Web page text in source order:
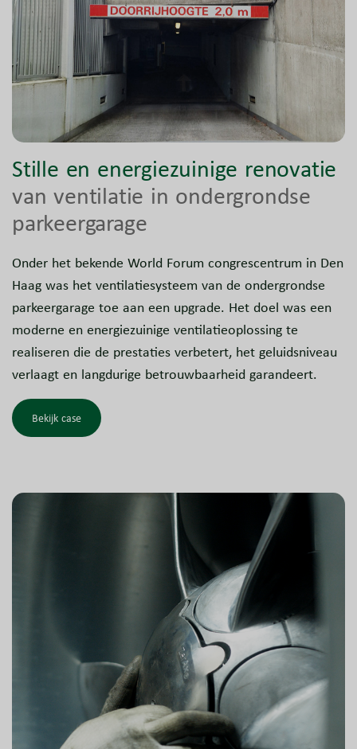
Stille en energiezuinige renovatie
van ventilatie in ondergrondse
parkeergarage
Onder het bekende World Forum congrescentrum in Den
Haag was het ventilatiesysteem van de ondergrondse
parkeergarage toe aan een upgrade. Het doel was een
moderne en energiezuinige ventilatieoplossing te
realiseren die de prestaties verbetert, het geluidsniveau
verlaagt en langdurige betrouwbaarheid garandeert.
Bekijk case